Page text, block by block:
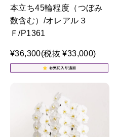
本立ち45輪程度（つぼみ
数含む）/オレアル３
Ｆ/P1361
¥36,300(税抜 ¥33,000)